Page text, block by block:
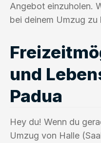
Angebot einzuholen.
bei deinem Umzug zu
und
Padua
Hey du! Wenn du
Umzug von Halle